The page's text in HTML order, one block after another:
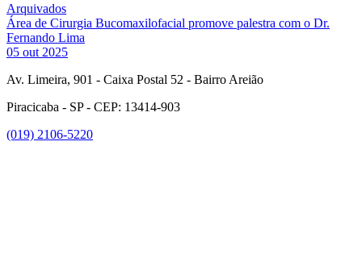
Arquivados
Área de Cirurgia Bucomaxilofacial promove palestra com o Dr.
Fernando Lima
05 out 2025
Av. Limeira, 901 - Caixa Postal 52 - Bairro Areião
Piracicaba - SP - CEP: 13414-903
(019) 2106-5220